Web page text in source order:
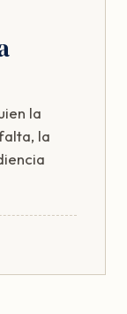
la
la